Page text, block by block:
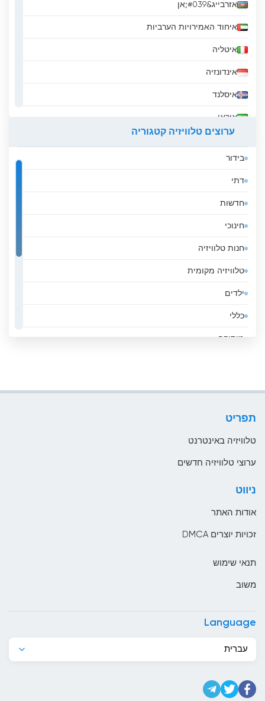
אזרבייג&#039;אן
איחוד האמירויות הערביות
איטליה
אינדונזיה
איסלנד
איראן
אל סלבדור
אלבניה
אלג&#039;יריה
אנגולה
אנדורה
אסטוניה
אפגניסטן
אקוודור
בלארוס
ברבדוס
ערוצים טלוויזיה קטגוריה
בידור
דתי
חדשות
חינוכי
חנות טלוויזיה
טלוויזיה מקומית
ילדים
כללי
מוסיקה
תפריט
טלוויזיה באינטרנט
ערוצי טלוויזיה חדשים
ניווט
אודות האתר
זכויות יוצרים DMCA
תנאי שימוש
משוב
Language
עברית